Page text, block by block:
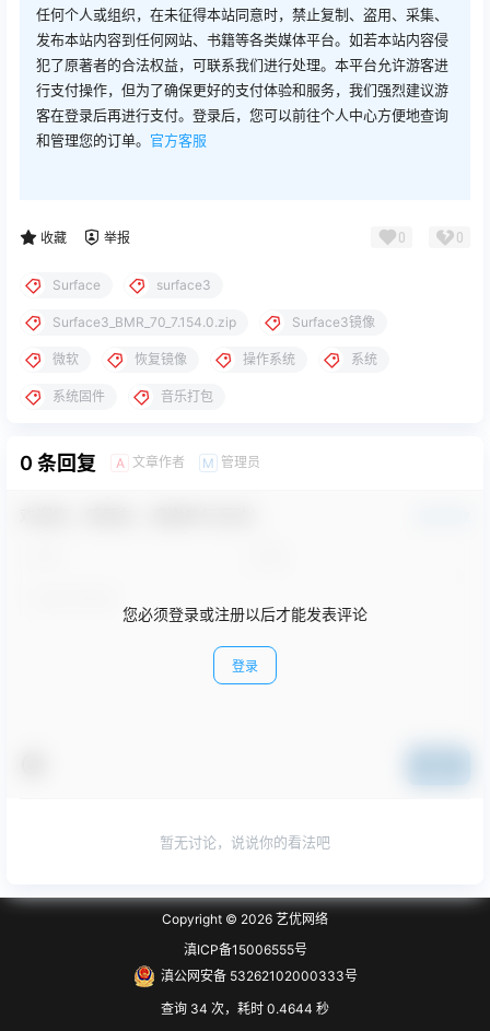
任何个人或组织，在未征得本站同意时，禁止复制、盗用、采集、
发布本站内容到任何网站、书籍等各类媒体平台。如若本站内容侵
犯了原著者的合法权益，可联系我们进行处理。本平台允许游客进
行支付操作，但为了确保更好的支付体验和服务，我们强烈建议游
客在登录后再进行支付。登录后，您可以前往个人中心方便地查询
和管理您的订单。 官方客服
收藏 举报 0 0
Surface surface3
Surface3_BMR_70_7.154.0.zip Surface3镜像
微软 恢复镜像 操作系统 系统
系统固件 音乐打包
0 条回复 A 文章作者 M 管理员
您必须登录或注册以后才能发表评论
登录
暂无讨论，说说你的看法吧
Copyright © 2026 艺优网络
滇ICP备15006555号
滇公网安备 53262102000333号
查询 34 次，耗时 0.4644 秒